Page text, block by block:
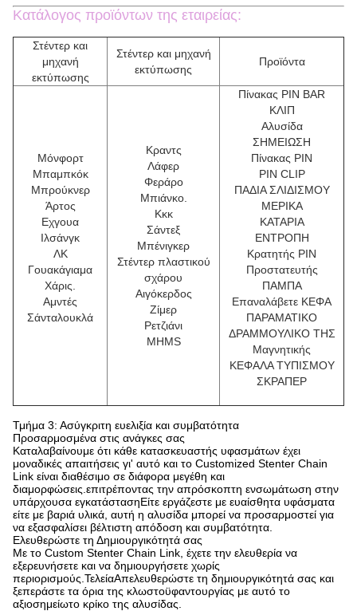
Κατάλογος προϊόντων της εταιρείας:
Στέντερ και
μηχανή
εκτύπωσης
Στέντερ και μηχανή
εκτύπωσης
Προϊόντα
Μόνφορτ
Μπαμπκόκ
Μπρούκνερ
Άρτος
Εχγουα
Ιλσάνγκ
ΛΚ
Γουακάγιαμα
Χάρις.
Αμντές
Σάνταλουκλά
Κραντς
Λάφερ
Φεράρο
Μπιάνκο.
Κκκ
Σάντεξ
Μπένιγκερ
Στέντερ πλαστικού
σχάρου
Αιγόκερδος
Ζίμερ
Ρετζιάνι
MHMS
Πίνακας PIN BAR
ΚΛΙΠ
Αλυσίδα
ΣΗΜΕΙΩΣΗ
Πίνακας PIN
PIN CLIP
ΠΑΔΙΑ ΣΛΙΔΙΣΜΟΥ
ΜΕΡΙΚΑ
ΚΑΤΑΡΙΑ
ΕΝΤΡΟΠΗ
Κρατητής PIN
Προστατευτής
ΠΑΜΠΑ
Επαναλάβετε ΚΕΦΑ
ΠΑΡΑΜΑΤΙΚΟ
ΔΡΑΜΜΟΥΛΙΚΟ ΤΗΣ
Μαγνητικής
ΚΕΦΑΛΑ ΤΥΠΙΣΜΟΥ
ΣΚΡΑΠΕΡ
Τμήμα 3: Ασύγκριτη ευελιξία και συμβατότητα
Προσαρμοσμένα στις ανάγκες σας
Καταλαβαίνουμε ότι κάθε κατασκευαστής υφασμάτων έχει
μοναδικές απαιτήσεις γι' αυτό και το Customized Stenter Chain
Link είναι διαθέσιμο σε διάφορα μεγέθη και
διαμορφώσεις.επιτρέποντας την απρόσκοπτη ενσωμάτωση στην
υπάρχουσα εγκατάστασηΕίτε εργάζεστε με ευαίσθητα υφάσματα
είτε με βαριά υλικά, αυτή η αλυσίδα μπορεί να προσαρμοστεί για
να εξασφαλίσει βέλτιστη απόδοση και συμβατότητα.
Ελευθερώστε τη Δημιουργικότητά σας
Με το Custom Stenter Chain Link, έχετε την ελευθερία να
εξερευνήσετε και να δημιουργήσετε χωρίς
περιορισμούς.ΤελείαΑπελευθερώστε τη δημιουργικότητά σας και
ξεπεράστε τα όρια της κλωστοϋφαντουργίας με αυτό το
αξιοσημείωτο κρίκο της αλυσίδας.